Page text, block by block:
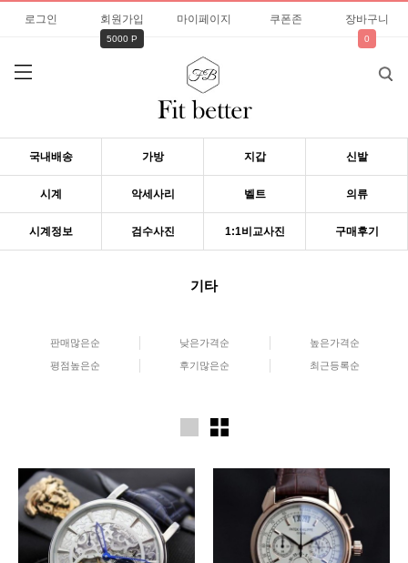
로그인 회원가입
5000 P
마이페이지 쿠폰존 장바구니
0
국내배송 가방 지갑 신발
시계 악세사리 벨트 의류
시계정보 검수사진 1:1비교사진 구매후기
기타
판매많은순 낮은가격순 높은가격순
평점높은순 후기많은순 최근등록순